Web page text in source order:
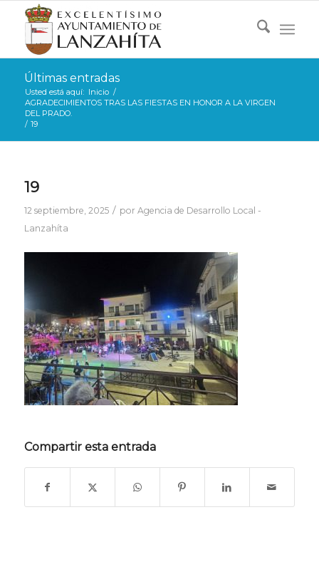
Últimas entradas
Usted está aquí: Inicio /
AGRADECIMIENTOS TRAS LAS FIESTAS EN HONOR A LA VIRGEN
DEL PRADO.
/ 19
19
12 septiembre, 2025 / por Agencia de Desarrollo Local -
Lanzahíta
Compartir esta entrada